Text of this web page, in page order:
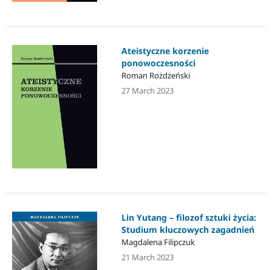
Ateistyczne korzenie
ponowoczesności
Roman Rożdżeński
27 March 2023
Lin Yutang – filozof sztuki życia:
Studium kluczowych zagadnień
Magdalena Filipczuk
21 March 2023